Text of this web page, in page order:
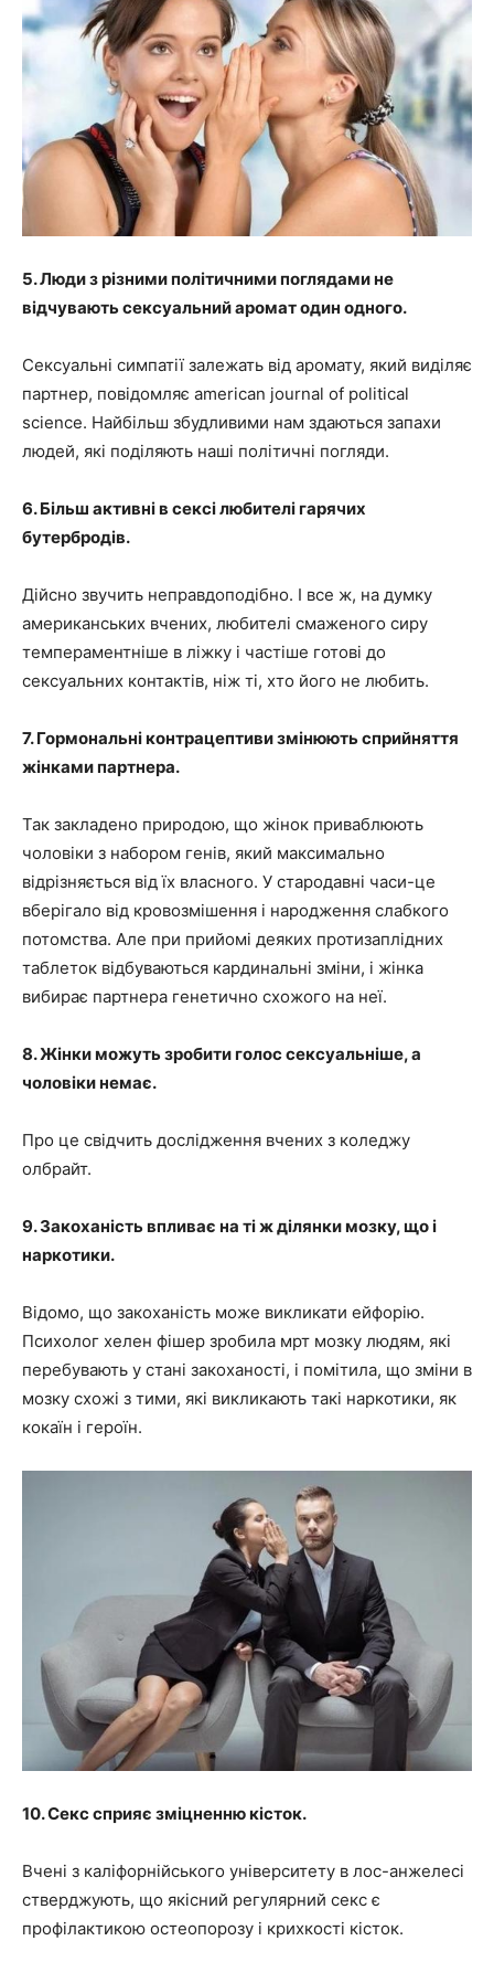
5. Люди з різними політичними поглядами не
відчувають сексуальний аромат один одного.
Сексуальні симпатії залежать від аромату, який виділяє
партнер, повідомляє american journal of political
science. Найбільш збудливими нам здаються запахи
людей, які поділяють наші політичні погляди.
6. Більш активні в сексі любителі гарячих
бутербродів.
Дійсно звучить неправдоподібно. І все ж, на думку
американських вчених, любителі смаженого сиру
темпераментніше в ліжку і частіше готові до
сексуальних контактів, ніж ті, хто його не любить.
7. Гормональні контрацептиви змінюють сприйняття
жінками партнера.
Так закладено природою, що жінок приваблюють
чоловіки з набором генів, який максимально
відрізняється від їх власного. У стародавні часи-це
вберігало від кровозмішення і народження слабкого
потомства. Але при прийомі деяких протизаплідних
таблеток відбуваються кардинальні зміни, і жінка
вибирає партнера генетично схожого на неї.
8. Жінки можуть зробити голос сексуальніше, а
чоловіки немає.
Про це свідчить дослідження вчених з коледжу
олбрайт.
9. Закоханість впливає на ті ж ділянки мозку, що і
наркотики.
Відомо, що закоханість може викликати ейфорію.
Психолог хелен фішер зробила мрт мозку людям, які
перебувають у стані закоханості, і помітила, що зміни в
мозку схожі з тими, які викликають такі наркотики, як
кокаїн і героїн.
10. Секс сприяє зміцненню кісток.
Вчені з каліфорнійського університету в лос-анжелесі
стверджують, що якісний регулярний секс є
профілактикою остеопорозу і крихкості кісток.